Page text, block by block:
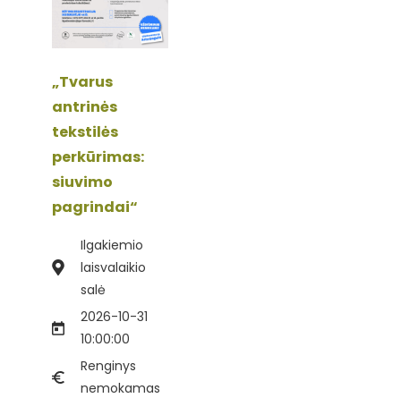
„Tvarus
antrinės
tekstilės
perkūrimas:
siuvimo
pagrindai“
Ilgakiemio
laisvalaikio
salė
2026-10-31
10:00:00
Renginys
nemokamas